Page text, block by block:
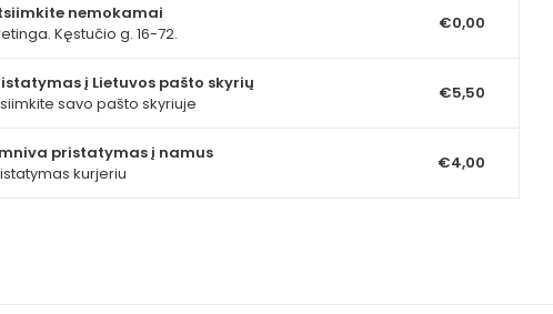
nemokamai
Kęstučio g. 16-72.
€0,00
į Lietuvos pašto skyrių
savo pašto skyriuje
€5,50
pristatymas į namus
kurjeriu
€4,00